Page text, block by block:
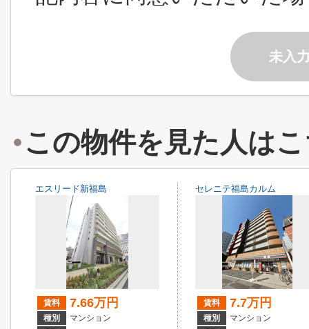
未入
この物件を見た人は
エスリード新福島
賃料 7.66万円
種別
マンション
セレニテ福島カルム
賃料 7.7万円
種別
マンション